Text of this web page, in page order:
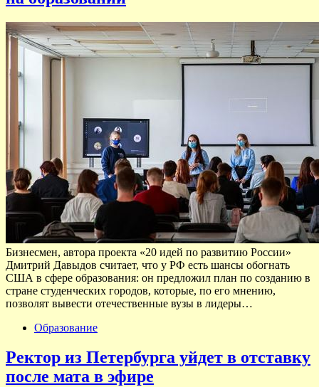
Бизнесмен, автора проекта «20 идей по развитию России»
Дмитрий Давыдов считает, что у РФ есть шансы обогнать
США в сфере образования: он предложил план по созданию в
стране студенческих городов, которые, по его мнению,
позволят вывести отечественные вузы в лидеры…
Образование
Ректор из Петербурга уйдет в отставку
после мата в эфире